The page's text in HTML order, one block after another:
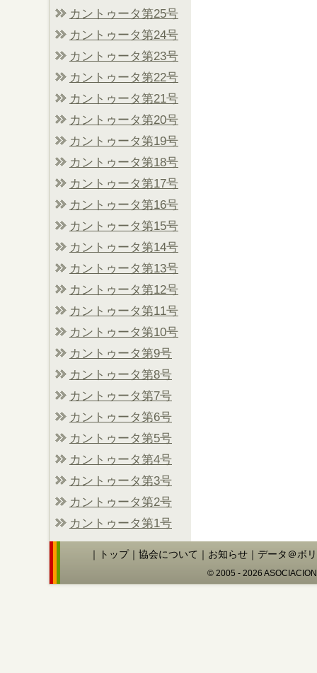
カントゥータ第25号
カントゥータ第24号
カントゥータ第23号
カントゥータ第22号
カントゥータ第21号
カントゥータ第20号
カントゥータ第19号
カントゥータ第18号
カントゥータ第17号
カントゥータ第16号
カントゥータ第15号
カントゥータ第14号
カントゥータ第13号
カントゥータ第12号
カントゥータ第11号
カントゥータ第10号
カントゥータ第9号
カントゥータ第8号
カントゥータ第7号
カントゥータ第6号
カントゥータ第5号
カントゥータ第4号
カントゥータ第3号
カントゥータ第2号
カントゥータ第1号
｜ トップ｜ 協会について ｜ お知らせ ｜ データ＠ボ
© 2005 - 2026